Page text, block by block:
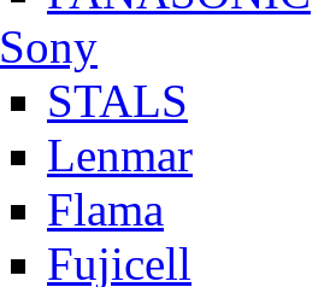
Sony
STALS
Lenmar
Flama
Fujicell